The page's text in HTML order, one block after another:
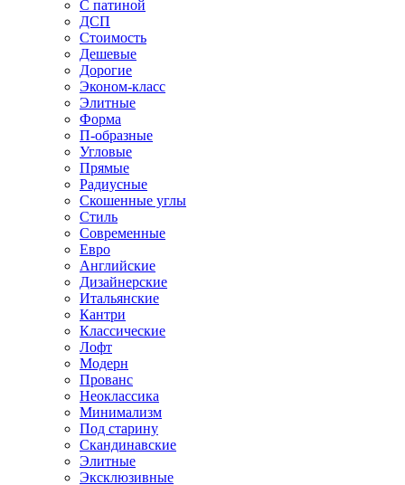
С патиной
ДСП
Стоимость
Дешевые
Дорогие
Эконом-класс
Элитные
Форма
П-образные
Угловые
Прямые
Радиусные
Скошенные углы
Стиль
Современные
Евро
Английские
Дизайнерские
Итальянские
Кантри
Классические
Лофт
Модерн
Прованс
Неоклассика
Минимализм
Под старину
Скандинавские
Элитные
Эксклюзивные